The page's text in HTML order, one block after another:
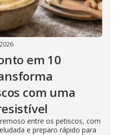
em 10
com uma
entre os petiscos, com
e preparo rápido para